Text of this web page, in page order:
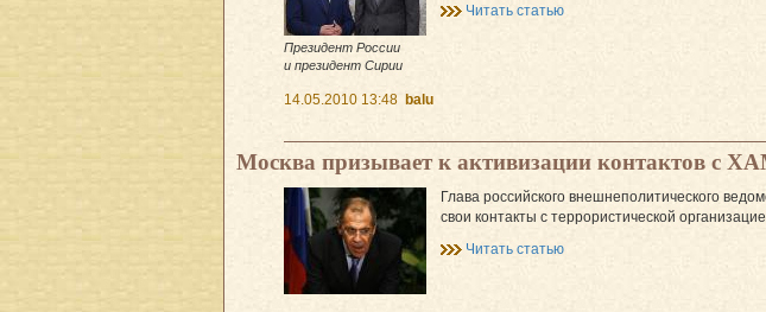
Президент России
и президент Сирии
Читать статью
14.05.2010 13:48 balu
Москва призывает к активизации контактов с
Глава российского внешнеполитического
свои контакты с террористической
Читать статью